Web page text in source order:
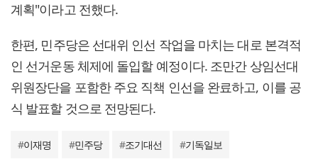
계획"이라고 전했다.
한편, 민주당은 선대위 인선 작업을 마치는 대로 본격적
인 선거운동 체제에 돌입할 예정이다. 조만간 상임선대
위원장단을 포함한 주요 직책 인선을 완료하고, 이를 공
식 발표할 것으로 전망된다.
#이재명 #민주당 #조기대선 #기독일보